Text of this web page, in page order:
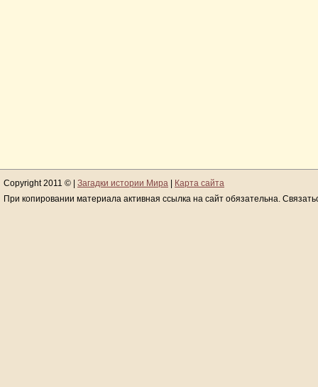
Copyright 2011 © | Загадки истории Мира
Карта сайта
При копировании материала активная ссылка на сайт обязательна.